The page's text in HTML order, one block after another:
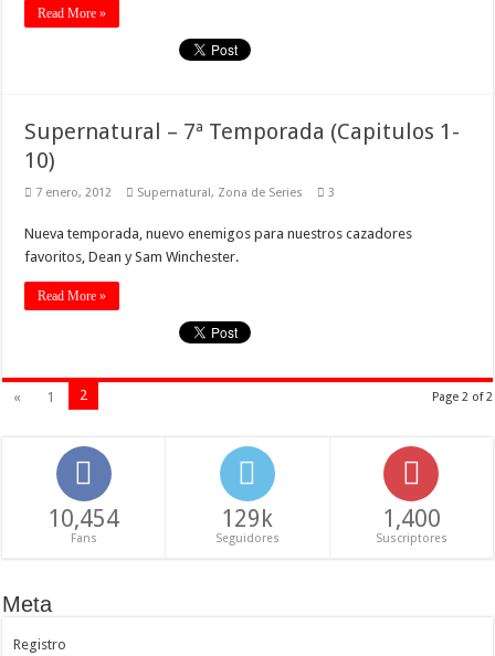
Read More »
Supernatural – 7ª Temporada (Capitulos 1-
10)
7 enero, 2012 Supernatural, Zona de Series 3
Nueva temporada, nuevo enemigos para nuestros cazadores
favoritos, Dean y Sam Winchester.
Read More »
Page 2 of 2
« 1 2
10,454
Fans
129k
Seguidores
1,400
Suscriptores
Meta
Registro